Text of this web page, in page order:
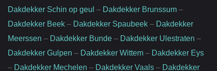
Dakdekker Schin op geul – Dakdekker Brunssum –
Dakdekker Beek – Dakdekker Spaubeek – Dakdekker
Meerssen – Dakdekker Bunde – Dakdekker Ulestraten –
Dakdekker Gulpen – Dakdekker Wittem – Dakdekker Eys
– Dakdekker Mechelen – Dakdekker Vaals – Dakdekker